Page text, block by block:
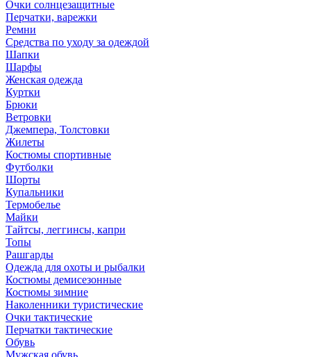
Очки солнцезащитные
Перчатки, варежки
Ремни
Средства по уходу за одеждой
Шапки
Шарфы
Женская одежда
Куртки
Брюки
Ветровки
Джемпера, Толстовки
Жилеты
Костюмы спортивные
Футболки
Шорты
Купальники
Термобелье
Майки
Тайтсы, леггинсы, капри
Топы
Рашгарды
Одежда для охоты и рыбалки
Костюмы демисезонные
Костюмы зимние
Наколенники туристические
Очки тактические
Перчатки тактические
Обувь
Мужская обувь